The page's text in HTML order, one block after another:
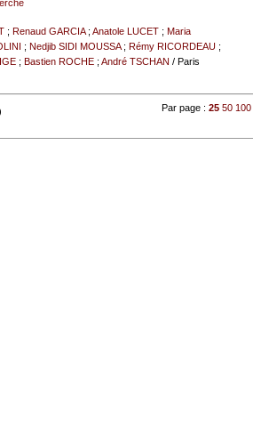
; Renaud GARCIA; Anatole LUCET; Maria
; Nedjib SIDI MOUSSA; Rémy RICORDEAU;
; Bastien ROCHE; André TSCHAN / Paris
Par page :25 50 100